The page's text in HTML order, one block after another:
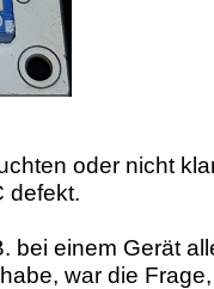
oder nicht
defekt.
bei einem Gerät
war die